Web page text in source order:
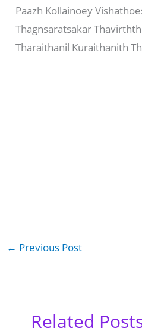
Paazh Kollainoey
Thagnsaratsakar
Tharaithanil Kuraithanith
← Previous Post
Related